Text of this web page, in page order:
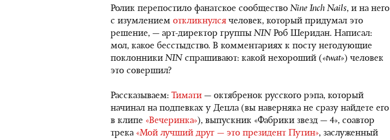
Ролик перепостило фанатское сообществоNine Inch Nails, и на него
с изумлением откликнулся человек, который придумал это
решение, — арт-директор группыNIN Роб Шеридан. Написал:
мол, какое бесстыдство. В комментариях к посту негодующие
поклонникиNIN спрашивают: какой нехороший ( «twat») человек
это совершил?
Рассказываем: Тимати — октябренок русского рэпа, который
начинал на подпевках у Децла (вы наверняка не сразу найдете его
в клипе «Вечеринка»), выпускник «Фабрики звезд — 4», соавтор
трека «Мой лучший друг — это президент Путин», заслуженный